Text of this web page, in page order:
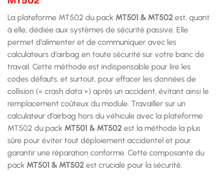
La plateforme MT502 du pack MT501 & MT502 est, quant
à elle, dédiée aux systèmes de sécurité passive. Elle
permet d’alimenter et de communiquer avec les
calculateurs d’airbag en toute sécurité sur votre banc de
travail. Cette méthode est indispensable pour lire les
codes défauts, et surtout, pour effacer les données de
collision (« crash data ») après un accident, évitant ainsi le
remplacement coûteux du module. Travailler sur un
calculateur d’airbag hors du véhicule avec la plateforme
MT502 du pack MT501 & MT502 est la méthode la plus
sûre pour éviter tout déploiement accidentel et pour
garantir une réparation conforme. Cette composante du
pack MT501 & MT502 est cruciale pour la sécurité.